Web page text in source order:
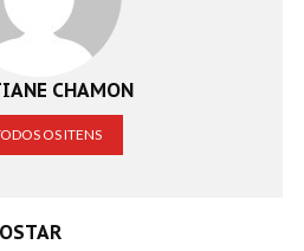
CHAMON
OS ITENS